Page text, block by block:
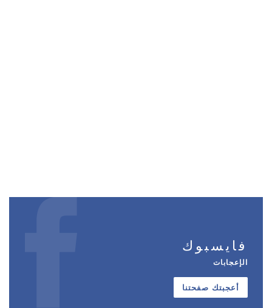
فايسبوك
الإعجابات
أعجبتك صفحتنا